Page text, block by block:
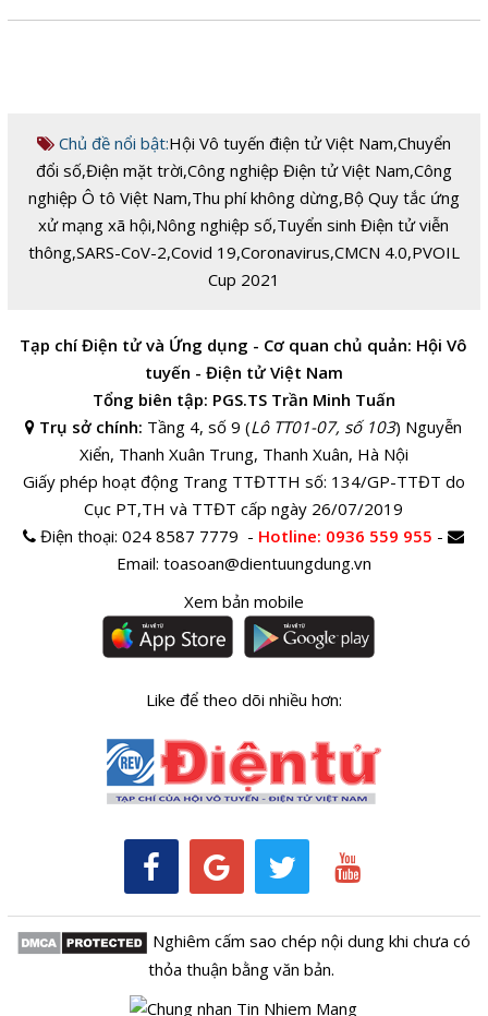
Chủ đề nổi bật:Hội Vô tuyến điện tử Việt Nam,Chuyển
đổi số,Điện mặt trời,Công nghiệp Điện tử Việt Nam,Công
nghiệp Ô tô Việt Nam,Thu phí không dừng,Bộ Quy tắc ứng
xử mạng xã hội,Nông nghiệp số,Tuyển sinh Điện tử viễn
thông,SARS-CoV-2,Covid 19,Coronavirus,CMCN 4.0,PVOIL
Cup 2021
Tạp chí Điện tử và Ứng dụng - Cơ quan chủ quản: Hội Vô
tuyến - Điện tử Việt Nam
Tổng biên tập: PGS.TS Trần Minh Tuấn
Trụ sở chính: Tầng 4, số 9 (Lô TT01-07, số 103) Nguyễn
Xiển, Thanh Xuân Trung, Thanh Xuân, Hà Nội
Giấy phép hoạt động Trang TTĐTTH số: 134/GP-TTĐT do
Cục PT,TH và TTĐT cấp ngày 26/07/2019
Điện thoại:024 8587 7779 - Hotline: 0936 559 955 -
Email: toasoan@dientuungdung.vn
Xem bản mobile
Like để theo dõi nhiều hơn:
Nghiêm cấm sao chép nội dung khi chưa có
thỏa thuận bằng văn bản.